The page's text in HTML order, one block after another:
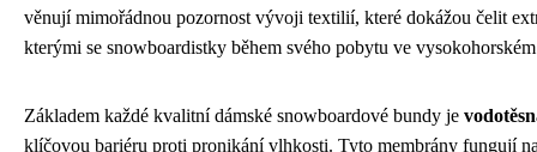
věnují mimořádnou pozornost vývoji textilií, které dokážou čelit
kterými se snowboardistky během svého pobytu ve
Základem každé kvalitní dámské snowboardové bundy je
klíčovou bariéru proti pronikání vlhkosti. Tyto membrány fungují